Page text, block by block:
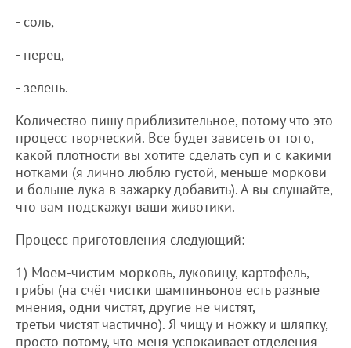
- соль,
- перец,
- зелень.
Количество пишу приблизительное, потому что это
процесс творческий. Все будет зависеть от того,
какой плотности вы хотите сделать суп и с какими
нотками (я лично люблю густой, меньше моркови
и больше лука в зажарку добавить). А вы слушайте,
что вам подскажут ваши животики.
Процесс приготовления следующий:
1) Моем-чистим морковь, луковицу, картофель,
грибы (на счёт чистки шампиньонов есть разные
мнения, одни чистят, другие не чистят,
третьи чистят частично). Я чищу и ножку и шляпку,
просто потому, что меня успокаивает отделения